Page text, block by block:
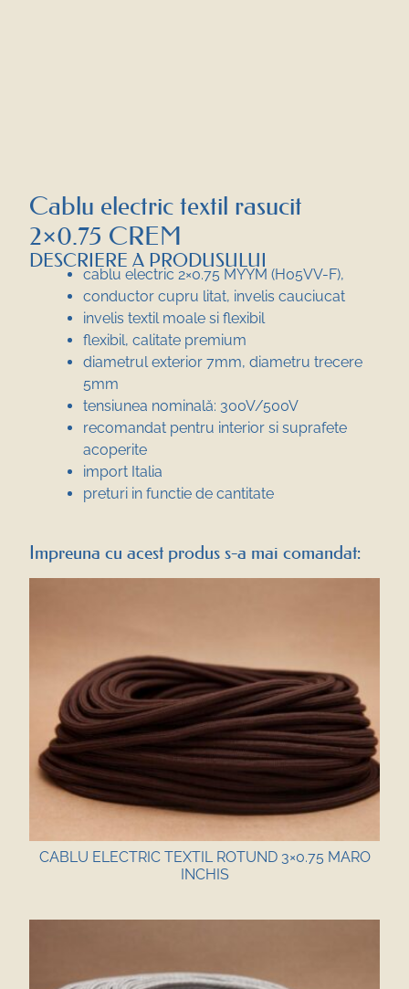
Cablu electric textil rasucit
2×0.75 CREM
DESCRIERE A PRODUSULUI
cablu electric 2×0.75 MYYM (H05VV-F),
conductor cupru litat, invelis cauciucat
invelis textil moale si flexibil
flexibil, calitate premium
diametrul exterior 7mm, diametru trecere
5mm
tensiunea nominală: 300V/500V
recomandat pentru interior si suprafete
acoperite
import Italia
preturi in functie de cantitate
Impreuna cu acest produs s-a mai comandat:
CABLU ELECTRIC TEXTIL ROTUND 3×0.75 MARO
INCHIS